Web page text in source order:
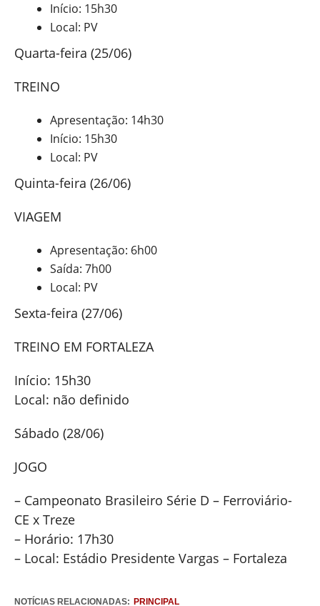
Início: 15h30
Local: PV
Quarta-feira (25/06)
TREINO
Apresentação: 14h30
Início: 15h30
Local: PV
Quinta-feira (26/06)
VIAGEM
Apresentação: 6h00
Saída: 7h00
Local: PV
Sexta-feira (27/06)
TREINO EM FORTALEZA
Início: 15h30
Local: não definido
Sábado (28/06)
JOGO
– Campeonato Brasileiro Série D – Ferroviário-
CE x Treze
– Horário: 17h30
– Local: Estádio Presidente Vargas – Fortaleza
NOTÍCIAS RELACIONADAS: PRINCIPAL